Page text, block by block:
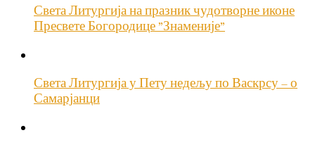
Света Литургија на празник чудотворне иконе
Пресвете Богородице ”Знаменије”
Света Литургија у Пету недељу по Васкрсу – о
Самарјанци